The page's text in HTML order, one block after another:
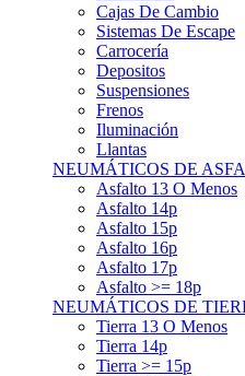
Sistemas De Escape
Carrocería
Depositos
Suspensiones
Frenos
Iluminación
Llantas
NEUMÁTICOS DE
Asfalto 13 O Menos
Asfalto 14p
Asfalto 15p
Asfalto 16p
Asfalto 17p
Asfalto >= 18p
NEUMÁTICOS DE
Tierra 13 O Menos
Tierra 14p
Tierra >= 15p
Offroad Y 4x4